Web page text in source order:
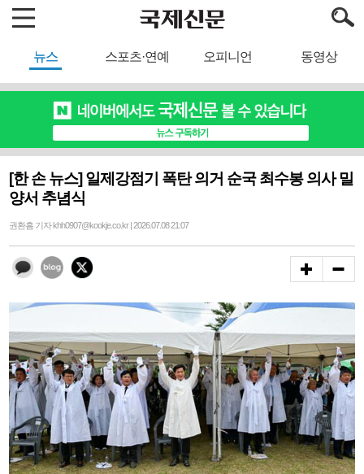
뉴스 스포츠·연예 오피니언 동영상
[한 손 뉴스] 일제강점기 폭탄 의거 순국 최수봉 의사 밀
양서 추념식
권환흠 기자 khh0907@kookje.co.kr | 2026.07.08 21:07